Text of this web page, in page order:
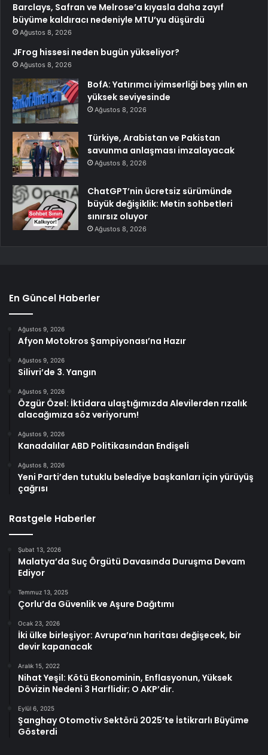
Barclays, Safran ve Melrose’a kıyasla daha zayıf
büyüme kaldıracı nedeniyle MTU’yu düşürdü
Ağustos 8, 2026
JFrog hissesi neden bugün yükseliyor?
Ağustos 8, 2026
BofA: Yatırımcı iyimserliği beş yılın en
yüksek seviyesinde
Ağustos 8, 2026
Türkiye, Arabistan ve Pakistan
savunma anlaşması imzalayacak
Ağustos 8, 2026
ChatGPT’nin ücretsiz sürümünde
büyük değişiklik: Metin sohbetleri
sınırsız oluyor
Ağustos 8, 2026
En Güncel Haberler
Ağustos 9, 2026
Afyon Motokros Şampiyonası’na Hazır
Ağustos 9, 2026
Silivri’de 3. Yangın
Ağustos 9, 2026
Özgür Özel: İktidara ulaştığımızda Alevilerden rızalık
alacağımıza söz veriyorum!
Ağustos 9, 2026
Kanadalılar ABD Politikasından Endişeli
Ağustos 8, 2026
Yeni Parti’den tutuklu belediye başkanları için yürüyüş
çağrısı
Rastgele Haberler
Şubat 13, 2026
Malatya’da Suç Örgütü Davasında Duruşma Devam
Ediyor
Temmuz 13, 2025
Çorlu’da Güvenlik ve Aşure Dağıtımı
Ocak 23, 2026
İki ülke birleşiyor: Avrupa’nın haritası değişecek, bir
devir kapanacak
Aralık 15, 2022
Nihat Yeşil: Kötü Ekonominin, Enflasyonun, Yüksek
Dövizin Nedeni 3 Harflidir; O AKP’dir.
Eylül 6, 2025
Şanghay Otomotiv Sektörü 2025’te İstikrarlı Büyüme
Gösterdi